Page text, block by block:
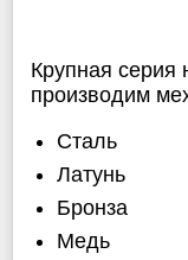
Крупная серия
производим
Сталь
Латунь
Бронза
Медь